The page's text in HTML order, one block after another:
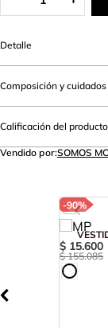
Detalle
Composición y cuidados
Calificación del producto
Vendido por:SOMOS
-90%
$ 15.600
$ 155.085